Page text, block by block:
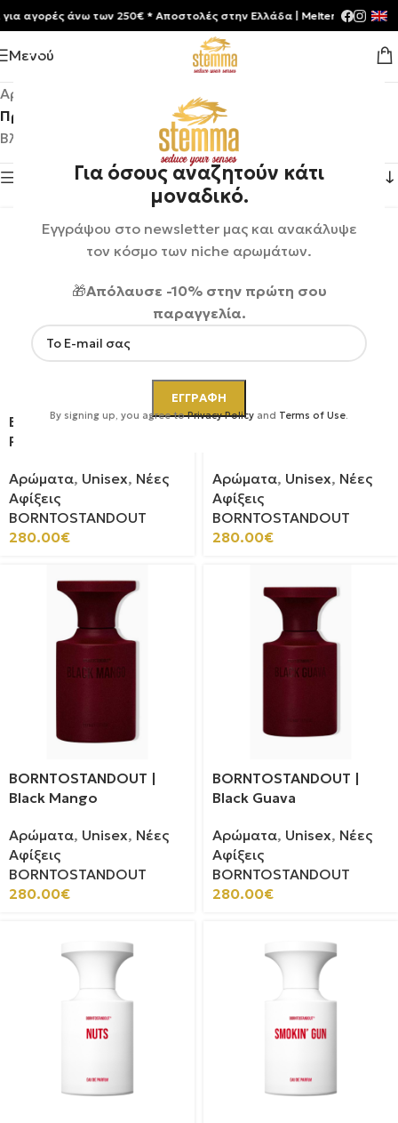
Για όσους αναζητούν κάτι
μοναδικό.
Εγγράψου στο newsletter μας και ανακάλυψε
τον κόσμο των niche αρωμάτων.
🎁Απόλαυσε -10% στην πρώτη σου
παραγγελία.
By signing up, you agree toPrivacy Policy and Terms of Use.
Μενού
Αρχική σελίδα
Προϊόντα με ετικέτα “BornToStandOut”
Βλέπετε 1–12 από 21 αποτελέσματα
Εμφάνιση πλευρικής μπάρας
BORNTOSTANDOUT |
Purple Stain
Αρώματα, Unisex, Νέες
Αφίξεις
BORNTOSTANDOUT
280.00€
BORNTOSTANDOUT |
Αρώματα, Unisex, Νέες
Αφίξεις
BORNTOSTANDOUT
280.00€
BORNTOSTANDOUT |
Black Mango
Αρώματα, Unisex, Νέες
Αφίξεις
BORNTOSTANDOUT
280.00€
BORNTOSTANDOUT |
Black Guava
Αρώματα, Unisex, Νέες
Αφίξεις
BORNTOSTANDOUT
280.00€
αγορές άνω των 250€ * Aποστολές στην Ελλάδα | Meltemia Exclusive